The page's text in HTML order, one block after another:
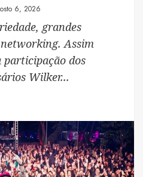
6, 2026
grandes
Assim
participação dos
Wilker...